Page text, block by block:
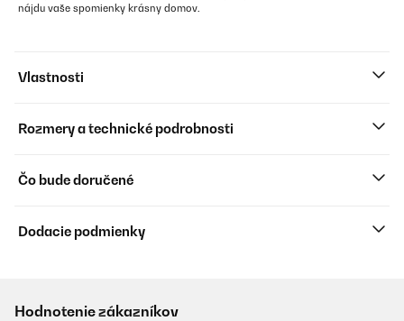
nájdu vaše spomienky krásny domov.
Vlastnosti
Rozmery a technické podrobnosti
Čo bude doručené
Dodacie podmienky
Hodnotenie zákazníkov